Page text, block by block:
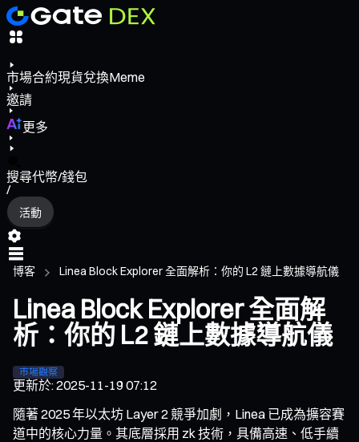
市場合約現貨兌換Meme
邀請
更多
搜尋代幣/錢包
/
活動
博客 Linea Block Explorer 全面解析：你的 L2 鏈上數據導航儀
Linea Block Explorer 全面解
析：你的 L2 鏈上數據導航儀
市場觀察
更新於:2025-11-19 07:12
隨著 2025 年以太坊 Layer 2 競爭加劇，Linea 已成為擴容賽
道中的核心力量。其底層採用 zk 技術，具備高速、低手續